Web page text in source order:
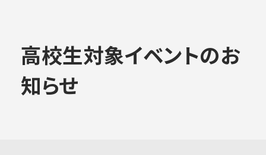
学部学科
高校生対象イベントのお
知らせ
ALL